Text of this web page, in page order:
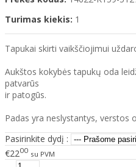
Turimas kiekis: 1
Tapukai skirti vaikščiojimui
Aukštos kokybės tapukų oda
patvarūs
ir patogūs.
Padas yra neslystantys, verstos
Pasirinkite dydį :
€2200 su PVM